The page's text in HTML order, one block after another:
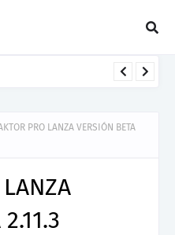
PRO LANZA VERSIÓN BETA